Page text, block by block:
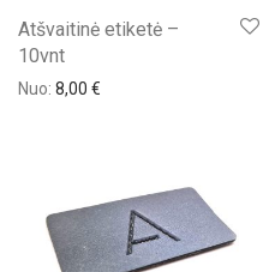
Atšvaitinė etiketė –
10vnt
Nuo: 8,00 €